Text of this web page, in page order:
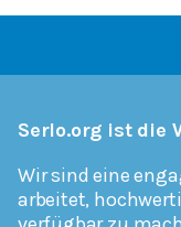
Serlo.org ist die
Wir sind eine
arbeitet,